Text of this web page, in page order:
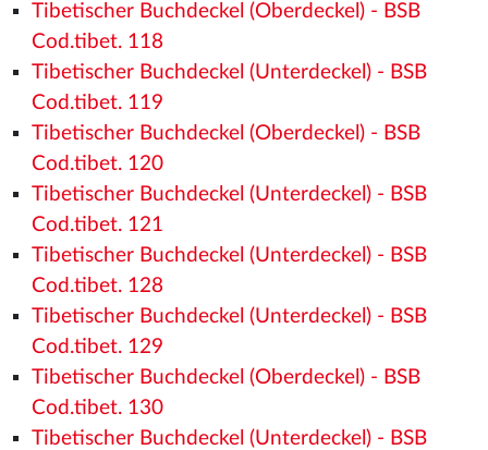
Tibetischer Buchdeckel (Oberdeckel) - BSB
Cod.tibet. 118
Tibetischer Buchdeckel (Unterdeckel) - BSB
Cod.tibet. 119
Tibetischer Buchdeckel (Oberdeckel) - BSB
Cod.tibet. 120
Tibetischer Buchdeckel (Unterdeckel) - BSB
Cod.tibet. 121
Tibetischer Buchdeckel (Unterdeckel) - BSB
Cod.tibet. 128
Tibetischer Buchdeckel (Unterdeckel) - BSB
Cod.tibet. 129
Tibetischer Buchdeckel (Oberdeckel) - BSB
Cod.tibet. 130
Tibetischer Buchdeckel (Unterdeckel) - BSB